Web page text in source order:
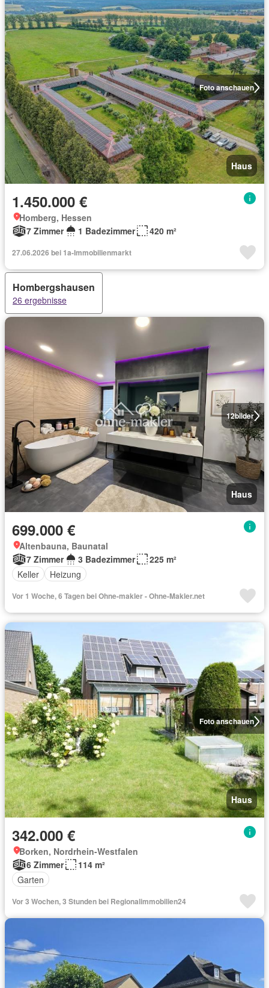
Foto anschauen
Haus
1.450.000 €
Homberg, Hessen
7 Zimmer
1 Badezimmer 420 m²
27.06.2026 bei 1a-Immobilienmarkt
Hombergshausen
26 ergebnisse
12bilder
Haus
699.000 €
Altenbauna, Baunatal
7 Zimmer
3 Badezimmer
225 m²
Keller
Heizung
Vor 1 Woche, 6 Tagen bei Ohne-makler - Ohne-Makler.net
Foto anschauen
Haus
342.000 €
Borken, Nordrhein-Westfalen
6 Zimmer
114 m²
Garten
Vor 3 Wochen, 3 Stunden bei Regionalimmobilien24